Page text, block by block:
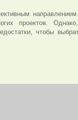
проектов.
чтобы